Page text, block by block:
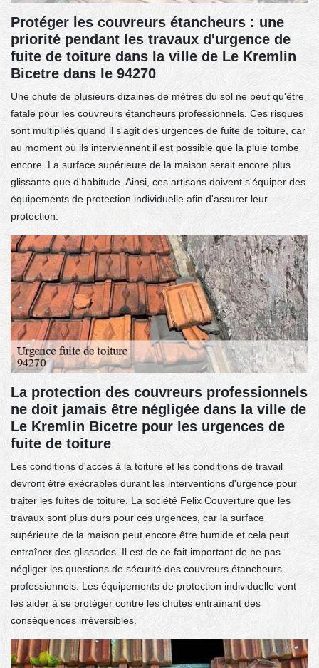
Protéger les couvreurs étancheurs : une
priorité pendant les travaux d'urgence de
fuite de toiture dans la ville de Le Kremlin
Bicetre dans le 94270
Une chute de plusieurs dizaines de mètres du sol ne peut qu'être
fatale pour les couvreurs étancheurs professionnels. Ces risques
sont multipliés quand il s'agit des urgences de fuite de toiture, car
au moment où ils interviennent il est possible que la pluie tombe
encore. La surface supérieure de la maison serait encore plus
glissante que d'habitude. Ainsi, ces artisans doivent s'équiper des
équipements de protection individuelle afin d'assurer leur
protection.
La protection des couvreurs professionnels
ne doit jamais être négligée dans la ville de
Le Kremlin Bicetre pour les urgences de
fuite de toiture
Les conditions d'accès à la toiture et les conditions de travail
devront être exécrables durant les interventions d'urgence pour
traiter les fuites de toiture. La société Felix Couverture que les
travaux sont plus durs pour ces urgences, car la surface
supérieure de la maison peut encore être humide et cela peut
entraîner des glissades. Il est de ce fait important de ne pas
négliger les questions de sécurité des couvreurs étancheurs
professionnels. Les équipements de protection individuelle vont
les aider à se protéger contre les chutes entraînant des
conséquences irréversibles.